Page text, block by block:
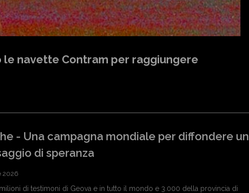
navette Contram per raggiungere
- Una campagna mondiale per diffondere un
di speranza
2026
di testimoni di Geova e in tutto il mondo e 3.000 della provincia di